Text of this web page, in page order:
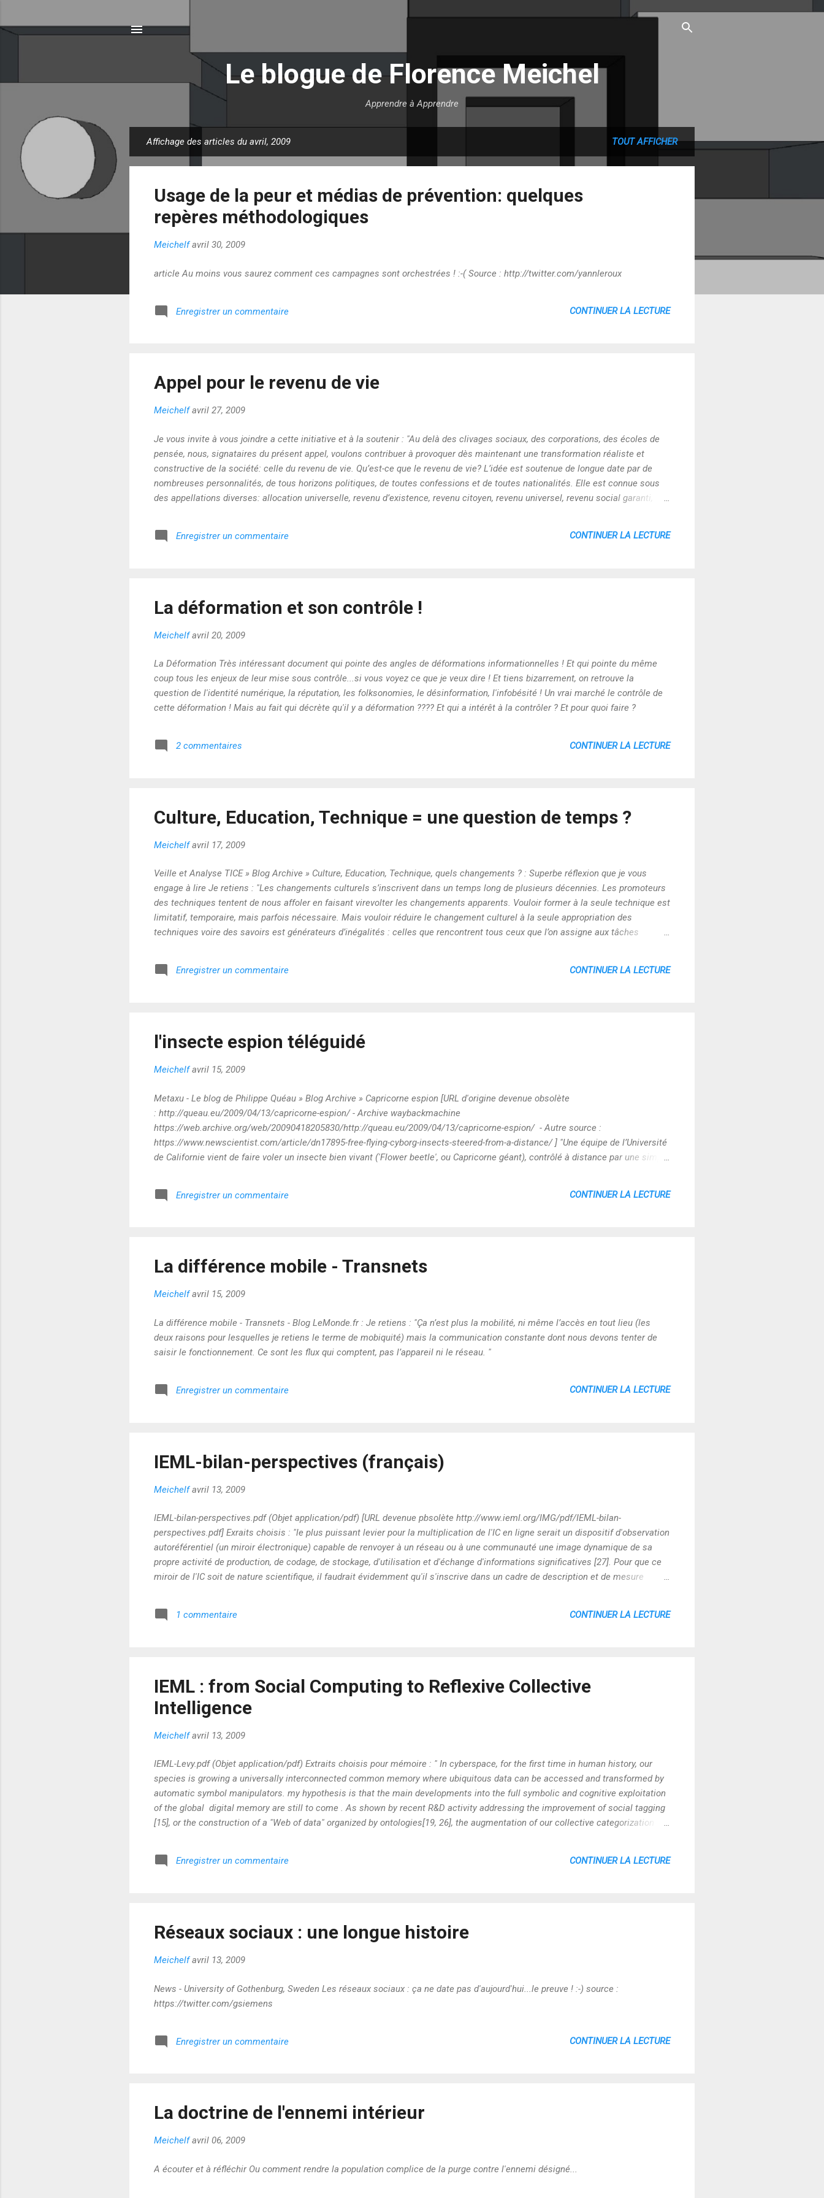
Accéder au contenu principal
Le blogue de Florence Meichel
Apprendre à Apprendre
r
Affichage des articles du avril, 2009 TOUT AFFICHER
Usage de la peur et médias de prévention: quelques
repères méthodologiques
Meichelf avril 30, 2009
article Au moins vous saurez comment ces campagnes sont orchestrées ! :-( Source : http://twitter.com/yannleroux
Enregistrer un commentaire CONTINUER LA LECTURE
Appel pour le revenu de vie
Meichelf avril 27, 2009
Je vous invite à vous joindre a cette initiative et à la soutenir : "Au delà des clivages sociaux, des corporations, des écoles de
pensée, nous, signataires du présent appel, voulons contribuer à provoquer dès maintenant une transformation réaliste et
constructive de la société: celle du revenu de vie. Qu’est-ce que le revenu de vie? L’idée est soutenue de longue date par de
nombreuses personnalités, de tous horizons politiques, de toutes confessions et de toutes nationalités. Elle est connue sous
des appellations diverses: allocation universelle, revenu d’existence, revenu citoyen, revenu universel, revenu social garanti,
Le revenu de vie, lui, est automatique, inconditionnel et inaliénable. Il concerne tout le monde, riches ou pauvres. Il est attribué
à chaque individu, de la naissance à la mort. Son montant, calculé sur la base du PIB du pays, es...
Enregistrer un commentaire CONTINUER LA LECTURE
La déformation et son contrôle !
Meichelf avril 20, 2009
La Déformation Très intéressant document qui pointe des angles de déformations informationnelles ! Et qui pointe du même
coup tous les enjeux de leur mise sous contrôle...si vous voyez ce que je veux dire ! Et tiens bizarrement, on retrouve la
question de l'identité numérique, la réputation, les folksonomies, le désinformation, l'infobésité ! Un vrai marché le contrôle de
cette déformation ! Mais au fait qui décrète qu'il y a déformation ???? Et qui a intérêt à la contrôler ? Et pour quoi faire ?
2 commentaires CONTINUER LA LECTURE
Culture, Education, Technique = une question de temps ?
Meichelf avril 17, 2009
Veille et Analyse TICE » Blog Archive » Culture, Education, Technique, quels changements ? : Superbe réflexion que je vous
engage à lire Je retiens : "Les changements culturels s’inscrivent dans un temps long de plusieurs décennies. Les promoteurs
des techniques tentent de nous affoler en faisant virevolter les changements apparents. Vouloir former à la seule technique est
limitatif, temporaire, mais parfois nécessaire. Mais vouloir réduire le changement culturel à la seule appropriation des
techniques voire des savoirs est générateurs d’inégalités : celles que rencontrent tous ceux que l’on assigne aux tâches
d’abandonner. La logique du court terme est dangereuse, en éducation, comme dans notre société… Accompagner le
changement culturel lié au numérique c’est forcément accepter la lenteur, les inégalités, les soubresauts, mais c’est forcément
Enregistrer un commentaire CONTINUER LA LECTURE
l'insecte espion téléguidé
Meichelf avril 15, 2009
Metaxu - Le blog de Philippe Quéau » Blog Archive » Capricorne espion [URL d'origine devenue obsolète
: http://queau.eu/2009/04/13/capricorne-espion/ - Archive waybackmachine
https://web.archive.org/web/20090418205830/http://queau.eu/2009/04/13/capricorne-espion/ - Autre source :
https://www.newscientist.com/article/dn17895-free-flying-cyborg-insects-steered-from-a-distance/ ] "Une équipe de l’Université
de Californie vient de faire voler un insecte bien vivant ('Flower beetle', ou Capricorne géant), contrôlé à distance par une simple
avancée une confirmation éclatante de son succès proche. Désormais il faudra s’habituer à vivre en sachant que l’Etat, ou la
Enregistrer un commentaire CONTINUER LA LECTURE
La différence mobile - Transnets
Meichelf avril 15, 2009
La différence mobile - Transnets - Blog LeMonde.fr : Je retiens : "Ça n’est plus la mobilité, ni même l’accès en tout lieu (les
deux raisons pour lesquelles je retiens le terme de mobiquité) mais la communication constante dont nous devons tenter de
saisir le fonctionnement. Ce sont les flux qui comptent, pas l’appareil ni le réseau. "
Enregistrer un commentaire CONTINUER LA LECTURE
IEML-bilan-perspectives (français)
Meichelf avril 13, 2009
IEML-bilan-perspectives.pdf (Objet application/pdf) [URL devenue pbsolète http://www.ieml.org/IMG/pdf/IEML-bilan-
perspectives.pdf] Exraits choisis : "le plus puissant levier pour la multiplication de l'IC en ligne serait un dispositif d'observation
autoréférentiel (un miroir électronique) capable de renvoyer à un réseau ou à une communauté une image dynamique de sa
propre activité de production, de codage, de stockage, d'utilisation et d'échange d'informations significatives [27]. Pour que ce
miroir de l'IC soit de nature scientifique, il faudrait évidemment qu'il s'inscrive dans un cadre de description et de mesure
communautés hétérogènes quant à leurs tailles, leurs cultures et leurs intérêts pratiques. l'IC ne peut être observée
scientifiquement, et cette observation ne peut informer dynamiquement l...
1 commentaire CONTINUER LA LECTURE
IEML : from Social Computing to Reflexive Collective
Intelligence
Meichelf avril 13, 2009
IEML-Levy.pdf (Objet application/pdf) Extraits choisis pour mémoire : " In cyberspace, for the first time in human history, our
species is growing a universally interconnected common memory where ubiquitous data can be accessed and transformed by
automatic symbol manipulators. my hypothesis is that the main developments into the full symbolic and cognitive exploitation
of the global digital memory are still to come . As shown by recent R&D activity addressing the improvement of social tagging
[15], or the construction of a "Web of data" organized by ontologies[19, 26], the augmentation of our collective categorization
notation systems invented before the 21st century, are not appropriate for the current and future scale of the social
categorization process. They are not fit to exploit the new interconnected global digital memory and it...
Enregistrer un commentaire CONTINUER LA LECTURE
Réseaux sociaux : une longue histoire
Meichelf avril 13, 2009
News - University of Gothenburg, Sweden Les réseaux sociaux : ça ne date pas d'aujourd'hui...le preuve ! :-) source :
https://twitter.com/gsiemens
Enregistrer un commentaire CONTINUER LA LECTURE
La doctrine de l'ennemi intérieur
Meichelf avril 06, 2009
A écouter et à réfléchir Ou comment rendre la population complice de la purge contre l'ennemi désigné...